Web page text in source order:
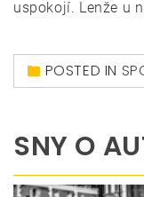
uspokojí. Lenže u
POSTED IN
SNY O